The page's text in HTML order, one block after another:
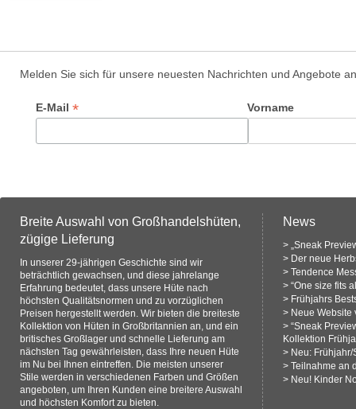
Melden Sie sich für unsere neuesten Nachrichten und Angebote an
E-Mail * Vorname
Breite Auswahl von Großhandelshüten,
zügige Lieferung
In unserer 29-jährigen Geschichte sind wir
beträchtlich gewachsen, und diese jahrelange
Erfahrung bedeutet, dass unsere Hüte nach
höchsten Qualitätsnormen und zu vorzüglichen
Preisen hergestellt werden. Wir bieten die breiteste
Kollektion von Hüten in Großbritannien an, und ein
britisches Großlager und schnelle Lieferung am
nächsten Tag gewährleisten, dass Ihre neuen Hüte
im Nu bei Ihnen eintreffen. Die meisten unserer
Stile werden in verschiedenen Farben und Größen
angeboten, um Ihren Kunden eine breitere Auswahl
und höchsten Komfort zu bieten.
News
> „Sneak
> Der neue
> Tendence
> “One size fits
> Frühjahrs
> Neue Website
> “Sneak
Kollektion
> Neu:
> Teilnahme an
> Neu! Kinder